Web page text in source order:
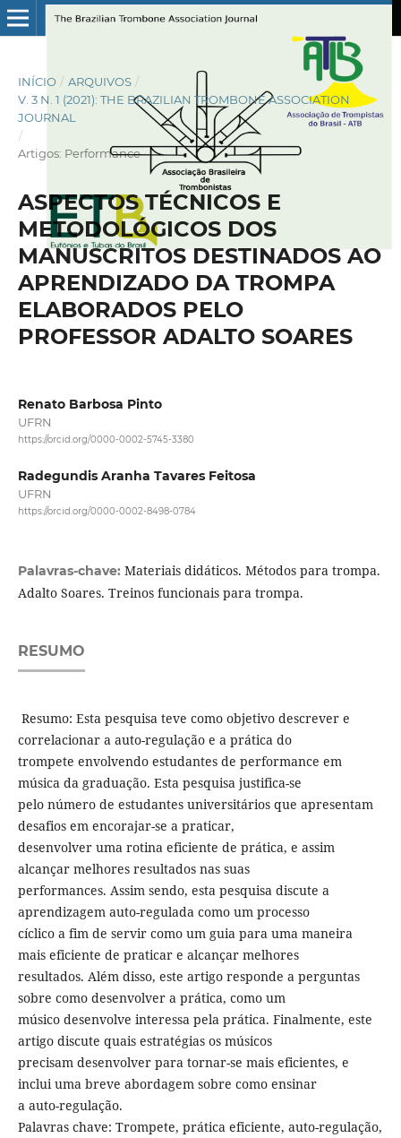
INÍCIO / ARQUIVOS /
V. 3 N. 1 (2021): THE BRAZILIAN TROMBONE ASSOCIATION
JOURNAL
/
Artigos: Performance
ASPECTOS TÉCNICOS E
METODOLÓGICOS DOS
MANUSCRITOS DESTINADOS AO
APRENDIZADO DA TROMPA
ELABORADOS PELO
PROFESSOR ADALTO SOARES
Renato Barbosa Pinto
UFRN
https://orcid.org/0000-0002-5745-3380
Radegundis Aranha Tavares Feitosa
UFRN
https://orcid.org/0000-0002-8498-0784
Palavras-chave: Materiais didáticos. Métodos para trompa.
Adalto Soares. Treinos funcionais para trompa.
RESUMO
Resumo: Esta pesquisa teve como objetivo descrever e
correlacionar a auto-regulação e a prática do
trompete envolvendo estudantes de performance em
música da graduação. Esta pesquisa justifica-se
pelo número de estudantes universitários que apresentam
desafios em encorajar-se a praticar,
desenvolver uma rotina eficiente de prática, e assim
alcançar melhores resultados nas suas
performances. Assim sendo, esta pesquisa discute a
aprendizagem auto-regulada como um processo
cíclico a fim de servir como um guia para uma maneira
mais eficiente de praticar e alcançar melhores
resultados. Além disso, este artigo responde a perguntas
sobre como desenvolver a prática, como um
músico desenvolve interessa pela prática. Finalmente, este
artigo discute quais estratégias os músicos
precisam desenvolver para tornar-se mais eficientes, e
inclui uma breve abordagem sobre como ensinar
a auto-regulação.
Palavras chave: Trompete, prática eficiente, auto-regulação,